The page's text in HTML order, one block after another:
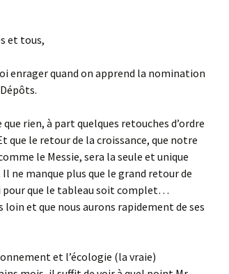
et tous,
enrager quand on apprend la nomination
rien, à part quelques retouches d’ordre
que le retour de la croissance, que notre
le Messie, sera la seule et unique
ne manque plus que le grand retour de
pour que le tableau soit complet…
loin et que nous aurons rapidement de ses
et l’écologie (la vraie)